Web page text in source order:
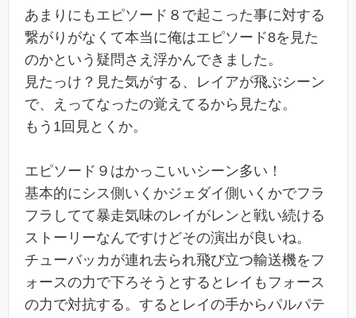
あまりにもエピソード８で起こった事に対する
繋がりがなくて本当に俺はエピソード8を見た
のかという疑問さえ浮かんできました。
見たっけ？見た気がする、レイアが飛ぶシーン
で、えってなったの覚えてるから見たな。
もう1回見とくか。
エピソード９はかっこいいシーン多い！
基本的にシス側いくかジェダイ側いくかでフラ
フラしてて暴走気味のレイがレンと戦い続ける
ストーリーなんですけどその演出が良いね。
チューバッカが連れ去られ飛び立つ輸送機をフ
ォースの力で下ろそうとするとレイもフォース
の力で対抗する。するとレイの手からパルパテ